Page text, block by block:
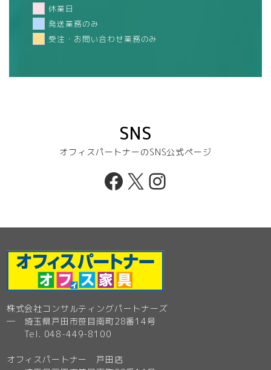
休業日
発送業務のみ
受注・お問い合わせ業務のみ
SNS
オフィスパートナーのSNS公式ページ
Facebook
X Instagram
株式会社コンサルティングパートナーズ
─ 埼玉県戸田市笹目南町28番14号
Tel. 048-449-8100
オフィスパートナー 戸田店